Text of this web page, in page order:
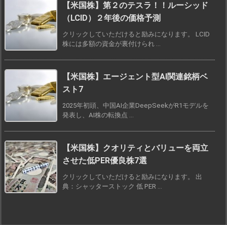
【米国株】第２のテスラ！！ルーシッド
（LCID）２年後の価格予測
クリックしていただけると励みになります。 LCID
株には多額の資金が裏付けられ ...
【米国株】エージェント型AI関連銘柄ベ
スト7
2025年初頭、中国AI企業DeepSeekがR1モデルを
発表し、AI株の転換点 ...
【米国株】クオリティとバリューを両立
させた低PER優良株7選
クリックしていただけると励みになります。 出
典：シャッターストック 低 PER ...